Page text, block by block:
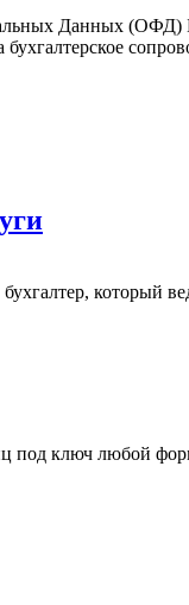
Данных
бухгалтерское
который
под ключ любой